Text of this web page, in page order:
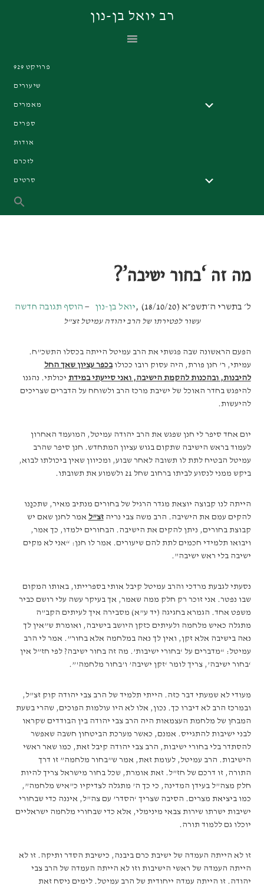
רב יואל בן-נון
פרויקט 929
שיעורים
מאמרים
ספרים
אודות
לזכרם
סרטים
מה זה ‘בחור ישיבה’?
ל׳ בתשרי ה׳תשפ״א (18/10/20) , יואל בן-נון הוסף תגובה חדשה
עשור לפטירתו של הרב יהודה עמיטל זצ”ל
הפעם הראשונה שבה פגשתי את הרב עמיטל הייתה בכסלו התשכ”ח.
עמיתי, ר’ חנן פורת, היה עסוק רובו ככולובכפר עציון שאך החל
להיבנות, ובהכנות להקמת הישיבה, ואני סייעתי במידתיכולתי. נהגנו
להיפגש בחדר האוכל של ישיבת מרכז הרב ולשוחח על הדברים שצריכים
להיעשות.
יום אחד סיפר לי חנן שפגש את הרב יהודה עמיטל, המועמד האחרון
לעמוד בראש הישיבה שתקום בגוש עציון המתחדש. חנן סיפר שהרב
עמיטל הבטיח לתת לו תשובה לאחר שבוע, ומכיוון שאין ביכולתו לבוא,
ביקש ממני לנסוע לביתו ברחוב שחל 21 ולשמוע את תשובתו.
הייתה לנו קבוצה יוצאת מגדר הרגיל של בחורים מנתיב מאיר, שתכנַנו
להקים עמם את הישיבה. הרב משה צבי נריהזצ”לאמר לחנן שאם יש
קבוצת בחורים, ניתן להקים את הישיבה. הבחורים ילמדו, כך אמר,
ויבואו תלמידי חכמים לתת להם שיעורים. אמר לו חנן: “אני לא מקים
ישיבה בלי ראש ישיבה”.
נסעתי לגבעת מרדכי והרב עמיטל קיבל אותי בספרייתו, באותו המקום
שבו נפטר. אני זוכר רק חלק ממה שאמר, אך בעיקר עשה עלי רושם כביר
משפט אחד. הגמרא בחגיגה (יד ע”א) מסבירה איך לעיתים הקב”ה
מתגלה כאיש מלחמה ולעיתים כזקן היושב בישיבה, ואומרת ש”אין לך
נאה בישיבה אלא זקן, ואין לך נאה במלחמה אלא בחור”. אמר לי הרב
עמיטל: “מדברים על ‘בחורי ישיבות’. מה זה בחור ישיבה? לפי חז”ל אין
‘בחור ישיבה’, צריך לומר ‘זקן ישיבה’ ו’בחור מלחמה'”.
מעודי לא שמעתי דבר כזה. הייתי תלמיד של הרב צבי יהודה קוק זצ”ל,
ובמרכז הרב לא דיברו כך. נכון, אלו לא היו עולמות הפוכים, שהרי בשעת
המבחן של מלחמת העצמאות היה הרב צבי יהודה בין הבודדים שקראו
לבני ישיבות להתגייס. אמנם, כאשר מערכת הביטחון חשבה שאפשר
להסתדר בלי בחורי ישיבות, הרב צבי יהודה קיבל זאת, כמו שאר ראשי
הישיבות. הרב עמיטל, לעומת זאת, אמר ש”בחור מלחמה” זו דרך
התורה, זו דרכם של חז”ל. זאת אומרת, שכל בחור מישראל צריך להיות
חלק מצה”ל בעידן המדינה, כי כך ה’ מתגלה לצדיקיו כ”איש מלחמה”,
כמו ביציאת מצרים. הסיבה שצריך ‘הסדר’ עם צה”ל, איננה כדי שבחורי
ישיבות ישרתו שירות צבאי מינימלי, אלא כדי שבחורי מלחמה ישראליים
יוכלו גם ללמוד תורה.
זו לא הייתה העמדה של ישיבת כרם ביבנה, כישיבת הסדר ותיקה. זו לא
הייתה העמדה של ראשי הישיבות וזו לא הייתה העמדה של הרב צבי
יהודה. זו הייתה עמדה ייחודית של הרב עמיטל. לימים ניסח זאת